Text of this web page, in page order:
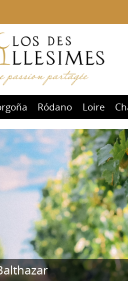
Ródano Loire